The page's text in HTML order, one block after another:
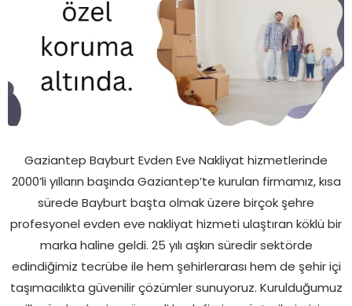
Gaziantep Bayburt Evden Eve Nakliyat hizmetlerinde
2000’li yılların başında Gaziantep’te kurulan firmamız, kısa
sürede Bayburt başta olmak üzere birçok şehre
profesyonel evden eve nakliyat hizmeti ulaştıran köklü bir
marka haline geldi. 25 yılı aşkın süredir sektörde
edindiğimiz tecrübe ile hem şehirlerarası hem de şehir içi
taşımacılıkta güvenilir çözümler sunuyoruz. Kurulduğumuz